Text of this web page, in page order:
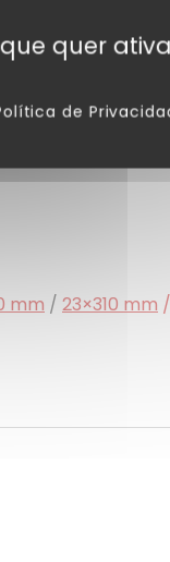
a frescura dos
mm / 23×310 mm /
quer
de